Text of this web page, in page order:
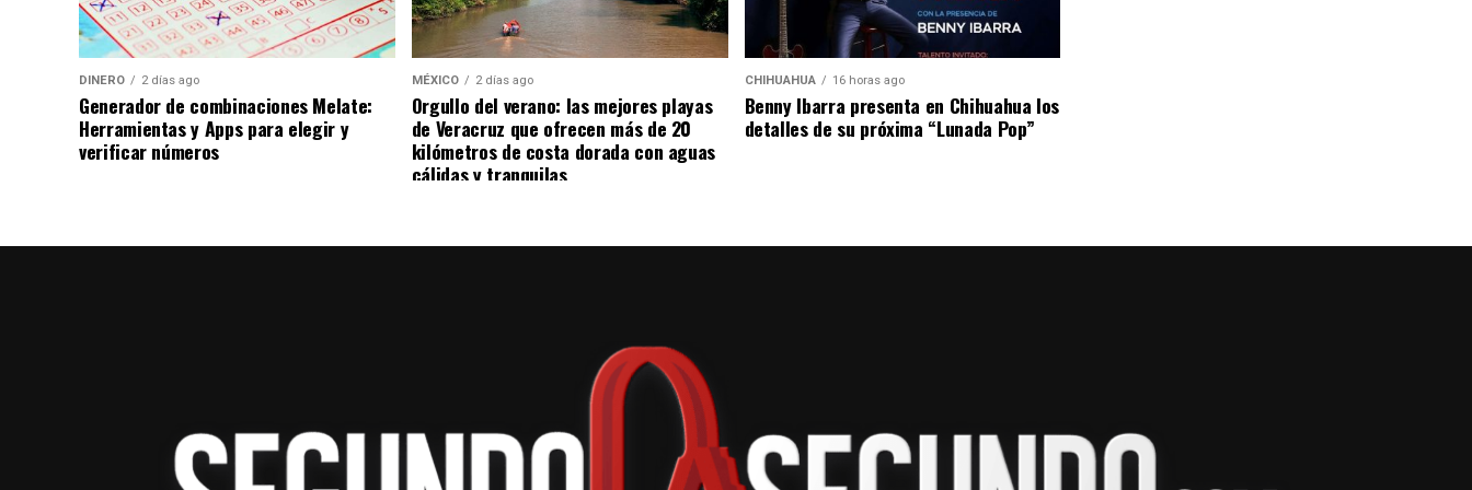
se reanudó minutos después.
Por su parte, el Benfica y Prestianni negaron que se hayan producido insultos racistas. El caso
ha generado reacciones en distintos sectores del entorno futbolístico, mientras se espera el
resultado de las investigaciones correspondientes.
DINERO 2 días ago
Generador de combinaciones Melate:
Herramientas y Apps para elegir y
verificar números
MÉXICO 2 días ago
Orgullo del verano: las mejores playas
de Veracruz que ofrecen más de 20
kilómetros de costa dorada con aguas
cálidas y tranquilas
CHIHUAHUA 16 horas ago
Benny Ibarra presenta en Chihuahua los
detalles de su próxima “Lunada Pop”